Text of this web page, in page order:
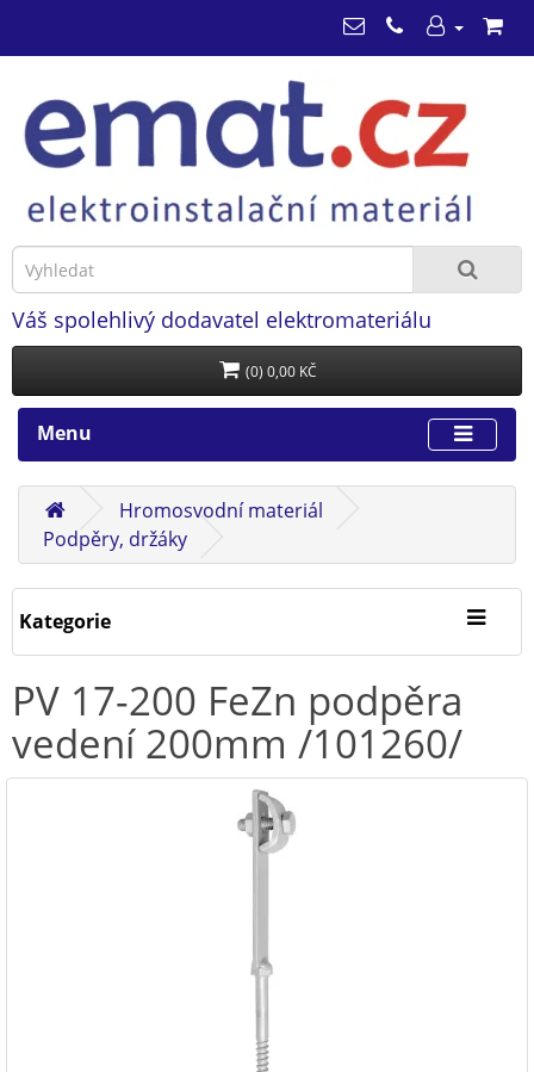
Váš spolehlivý dodavatel elektromateriálu
(0) 0,00 KČ
Menu
Hromosvodní materiál
Podpěry, držáky
Kategorie
PV 17-200 FeZn podpěra
vedení 200mm /101260/